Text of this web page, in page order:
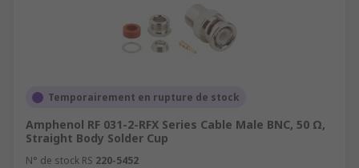
Temporairement en rupture de stock
Amphenol RF 031-2-RFX Series Cable Male BNC, 50 Ω,
Straight Body Solder Cup
N° de stock RS 220-5452